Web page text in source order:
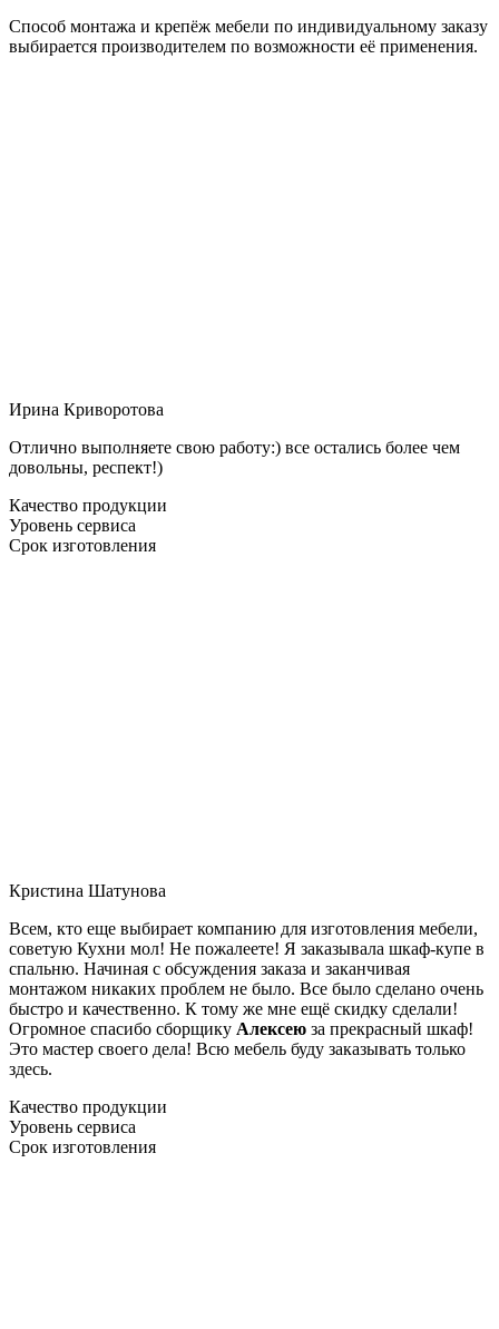
Способ монтажа и крепёж мебели по индивидуальному заказу
выбирается производителем по возможности её применения.
Ирина Криворотова
Отлично выполняете свою работу:) все остались более чем
довольны, респект!)
Качество продукции
Уровень сервиса
Срок изготовления
Кристина Шатунова
Всем, кто еще выбирает компанию для изготовления мебели,
советую Кухни мол! Не пожалеете! Я заказывала шкаф-купе в
спальню. Начиная с обсуждения заказа и заканчивая
монтажом никаких проблем не было. Все было сделано очень
быстро и качественно. К тому же мне ещё скидку сделали!
Огромное спасибо сборщику Алексею за прекрасный шкаф!
Это мастер своего дела! Всю мебель буду заказывать только
здесь.
Качество продукции
Уровень сервиса
Срок изготовления